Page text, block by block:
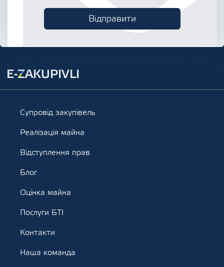
Супровід закупівель
Реалізація майна
Відступлення прав
Блог
Оцінка майна
Послуги БТІ
Контакти
Наша команда